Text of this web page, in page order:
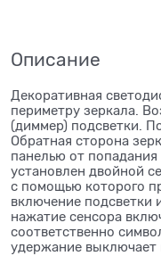
Описание
Декоративная
периметру зеркала.
(диммер) подсветки.
Обратная сторона
панелью от
установлен двойной
с помощью которого
включение подсветки
нажатие сенсора
соответственно
удержание выключает